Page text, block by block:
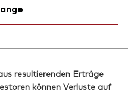
resultierenden Erträge
können Verluste auf